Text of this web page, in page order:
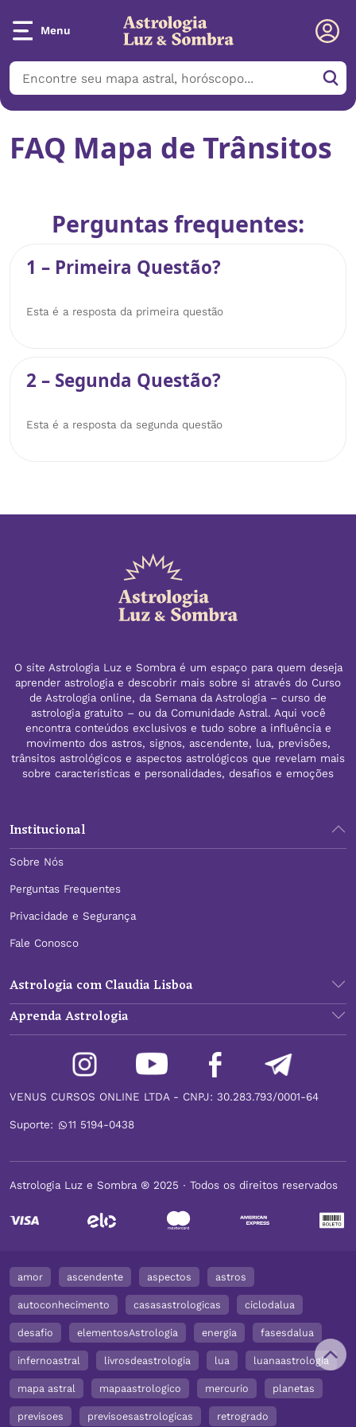
Menu
FAQ Mapa de Trânsitos
Perguntas frequentes:
1 – Primeira Questão?
Esta é a resposta da primeira questão
2 – Segunda Questão?
Esta é a resposta da segunda questão
O site Astrologia Luz e Sombra é um espaço para quem deseja
aprender astrologia e descobrir mais sobre si através do Curso
de Astrologia online, da Semana da Astrologia – curso de
astrologia gratuito – ou da Comunidade Astral. Aqui você
encontra conteúdos exclusivos e tudo sobre a influência e
movimento dos astros, signos, ascendente, lua, previsões,
trânsitos astrológicos e aspectos astrológicos que revelam mais
sobre características e personalidades, desafios e emoções
Institucional
Sobre Nós
Perguntas Frequentes
Privacidade e Segurança
Fale Conosco
Astrologia com Claudia Lisboa
Aprenda Astrologia
VENUS CURSOS ONLINE LTDA - CNPJ: 30.283.793/0001-64
Suporte: 11 5194-0438
Astrologia Luz e Sombra ® 2025 ∙ Todos os direitos reservados
amor ascendente aspectos astros
autoconhecimento casasastrologicas ciclodalua
desafio elementosAstrologia energia fasesdalua
infernoastral livrosdeastrologia lua luanaastrologia
mapa astral mapaastrologico mercurio planetas
previsoes previsoesastrologicas retrogrado